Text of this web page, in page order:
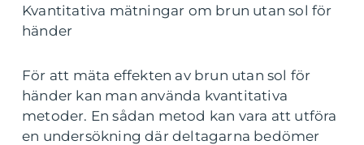
Kvantitativa mätningar om brun utan sol för
händer
För att mäta effekten av brun utan sol för
händer kan man använda kvantitativa
metoder. En sådan metod kan vara att utföra
en undersökning där deltagarna bedömer